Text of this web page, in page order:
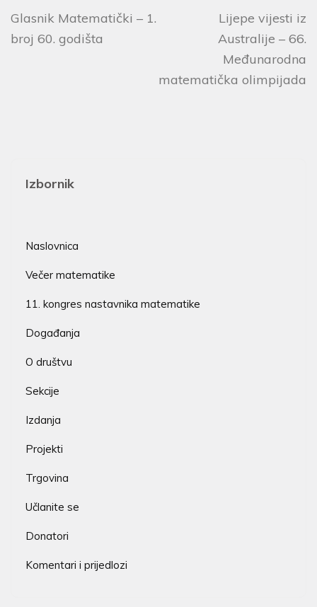
Glasnik Matematički – 1.
broj 60. godišta
Lijepe vijesti iz
Australije – 66.
Međunarodna
matematička olimpijada
Izbornik
Naslovnica
Večer matematike
11. kongres nastavnika matematike
Događanja
O društvu
Sekcije
Izdanja
Projekti
Trgovina
Učlanite se
Donatori
Komentari i prijedlozi